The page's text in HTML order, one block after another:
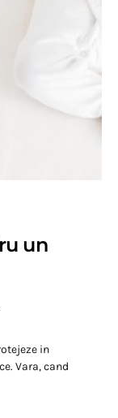
un
in
Vara, cand